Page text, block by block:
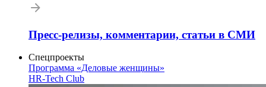
Пресс-релизы, комментарии, статьи в СМИ
Спецпроекты
Программа «Деловые женщины»
HR-Tech Club